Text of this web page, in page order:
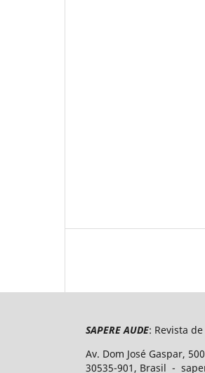
SAPERE AUDE: Revista
Av. Dom José Gaspar,
30535-​901, Brasil -